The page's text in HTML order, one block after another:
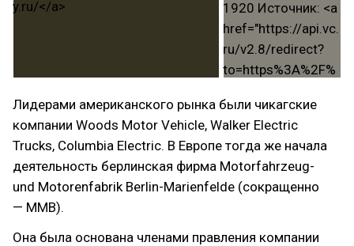
Лидерами американского рынка были чикагские
компании Woods Motor Vehicle, Walker Electric
Trucks, Columbia Electric. В Европе тогда же начала
деятельность берлинская фирма Motorfahrzeug-
und Motorenfabrik Berlin-Marienfelde (сокращенно
— MMB).
Она была основана членами правления компании